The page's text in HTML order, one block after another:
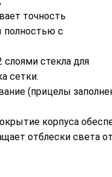
точность
полностью с
стекла для
сетки.
(прицелы
корпуса
отблески света от